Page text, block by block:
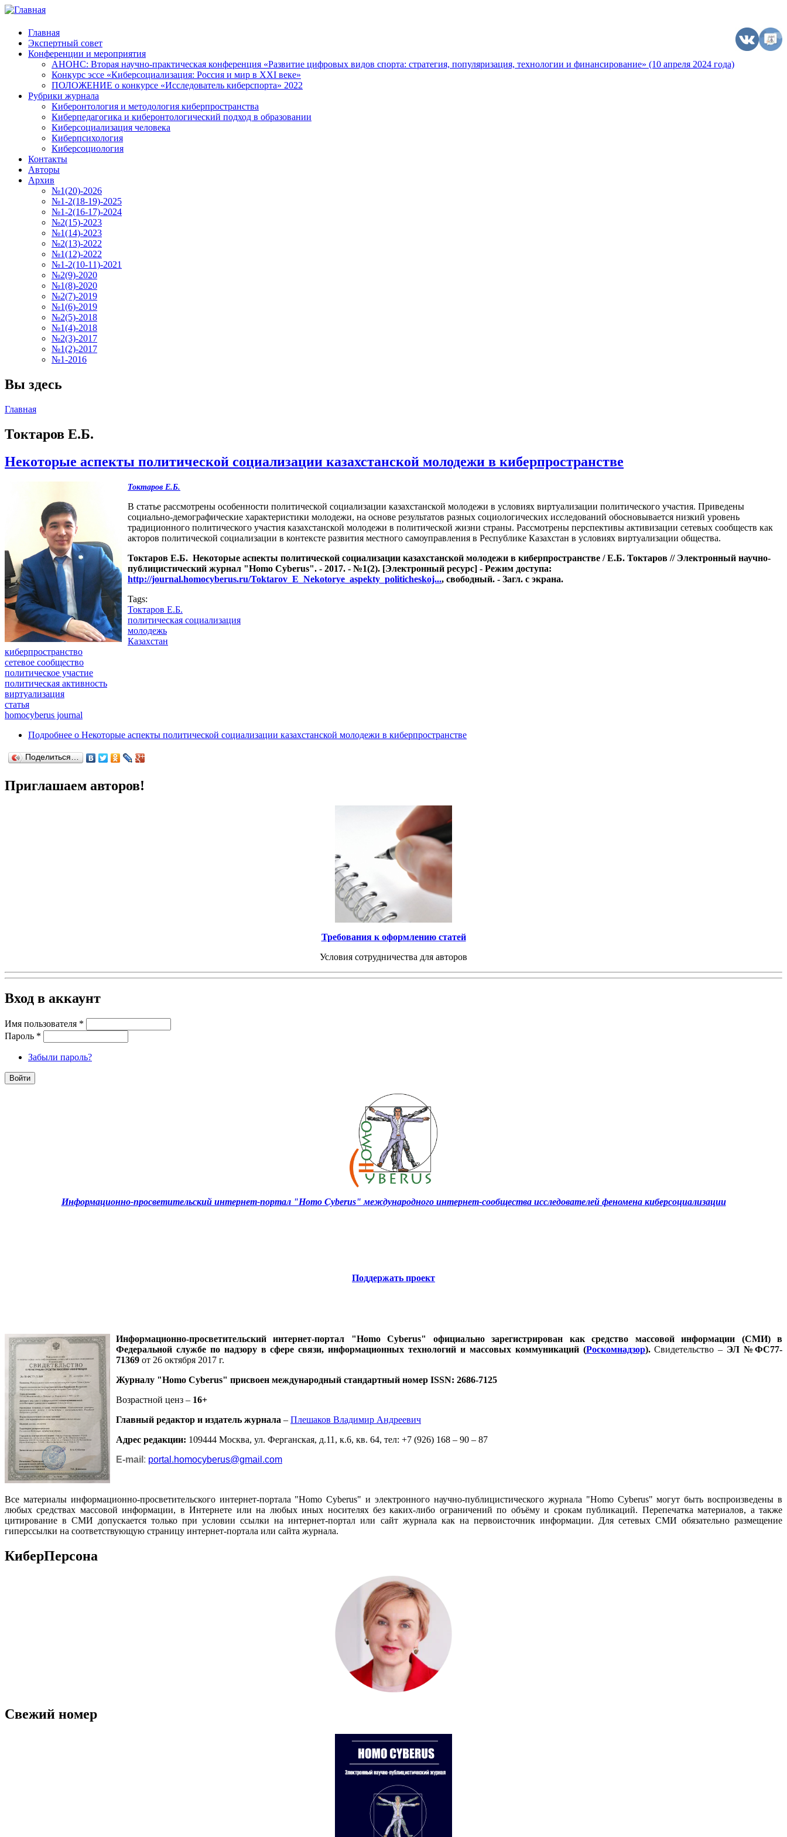
Главная
Экспертный совет
Конференции и мероприятия
АНОНС: Вторая научно-практическая конференция «Развитие цифровых видов спорта: стратегия, популяризация, технологии и финансирование» (10 апреля 2024 года)
Конкурс эссе «Киберсоциализация: Россия и мир в XXI веке»
ПОЛОЖЕНИЕ о конкурсе «Исследователь киберспорта» 2022
Рубрики журнала
Киберонтология и методология киберпространства
Киберпедагогика и киберонтологический подход в образовании
Киберсоциализация человека
Киберпсихология
Киберсоциология
Контакты
Авторы
Архив
№1(20)-2026
№1-2(18-19)-2025
№1-2(16-17)-2024
№2(15)-2023
№1(14)-2023
№2(13)-2022
№1(12)-2022
№1-2(10-11)-2021
№2(9)-2020
№1(8)-2020
№2(7)-2019
№1(6)-2019
№2(5)-2018
№1(4)-2018
№2(3)-2017
№1(2)-2017
№1-2016
Вы здесь
Главная
Токтаров Е.Б.
Некоторые аспекты политической социализации казахстанской молодежи в киберпространстве
Токтаров Е.Б.
В статье рассмотрены особенности политической социализации казахстанской молодежи в условиях виртуализации политического участия. Приведены
социально-демографические характеристики молодежи, на основе результатов разных социологических исследований обосновывается низкий уровень
традиционного политического участия казахстанской молодежи в политической жизни страны. Рассмотрены перспективы активизации сетевых сообществ как
акторов политической социализации в контексте развития местного самоуправления в Республике Казахстан в условиях виртуализации общества.
Токтаров Е.Б. Некоторые аспекты политической социализации казахстанской молодежи в киберпространстве / Е.Б. Токтаров // Электронный научно-
публицистический журнал "Homo Cyberus". - 2017. - №1(2). [Электронный ресурс] - Режим доступа:
http://journal.homocyberus.ru/Toktarov_E_Nekotorye_aspekty_politicheskoj..., свободный. - Загл. с экрана.
Tags:
Токтаров Е.Б.
политическая социализация
молодежь
Казахстан
киберпространство
сетевое сообщество
политическое участие
политическая активность
виртуализация
статья
homocyberus journal
Подробнее о Некоторые аспекты политической социализации казахстанской молодежи в киберпространстве
Поделиться…
Приглашаем авторов!
Требования к оформлению статей
Условия сотрудничества для авторов
Вход в аккаунт
Имя пользователя *
Пароль *
Забыли пароль?
Информационно-просветительский интернет-портал "Homo Cyberus" международного интернет-сообщества исследователей феномена киберсоциализации
Поддержать проект
Информационно-просветительский интернет-портал "Homo Cyberus" официально зарегистрирован как средство массовой информации (СМИ) в
Федеральной службе по надзору в сфере связи, информационных технологий и массовых коммуникаций (Роскомнадзор).Свидетельство – ЭЛ №ФС77-
71369 от 26 октября 2017 г.
Журналу "Homo Cyberus" присвоен международный стандартный номер ISSN: 2686-7125
Возрастной ценз – 16+
Главный редактор и издатель журнала – Плешаков Владимир Андреевич
Адрес редакции: 109444 Москва, ул. Ферганская, д.11, к.6, кв. 64, тел: +7 (926) 168 – 90 – 87
E-mail : portal.homocyberus@gmail.com
Все материалы информационно-просветительского интернет-портала "Homo Cyberus" и электронного научно-публицистического журнала "Homo Cyberus" могут быть воспроизведены в
любых средствах массовой информации, в Интернете или на любых иных носителях без каких-либо ограничений по объёму и срокам публикаций. Перепечатка материалов, а также
цитирование в СМИ допускается только при условии ссылки на интернет-портал или сайт журнала как на первоисточник информации. Для сетевых СМИ обязательно размещение
гиперссылки на соответствующую страницу интернет-портала или сайта журнала.
КиберПерсона
Свежий номер